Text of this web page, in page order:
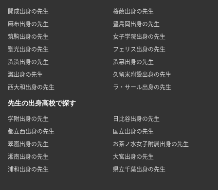
開成出身の先生
桜蔭出身の先生
麻布出身の先生
豊島岡出身の先生
筑駒出身の先生
女子学院出身の先生
聖光出身の先生
フェリス出身の先生
渋渋出身の先生
渋幕出身の先生
灘出身の先生
久留米附設出身の先生
西大和出身の先生
ラ・サール出身の先生
先生の出身高校で探す
学附出身の先生
日比谷出身の先生
都立西出身の先生
国立出身の先生
翠嵐出身の先生
お茶ノ水女子附属出身の先生
湘南出身の先生
大宮出身の先生
浦和出身の先生
県立千葉出身の先生